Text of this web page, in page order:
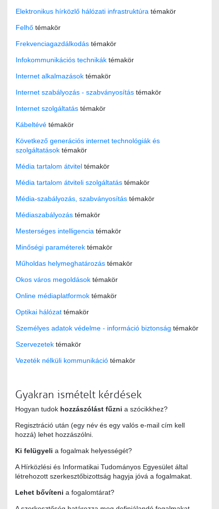
Elektronikus hírközlő hálózati infrastruktúra témakör
Felhő témakör
Frekvenciagazdálkodás témakör
Infokommunikációs technikák témakör
Internet alkalmazások témakör
Internet szabályozás - szabványosítás témakör
Internet szolgáltatás témakör
Kábeltévé témakör
Következő generációs internet technológiák és
szolgáltatások témakör
Média tartalom átvitel témakör
Média tartalom átviteli szolgáltatás témakör
Média-szabályozás, szabványosítás témakör
Médiaszabályozás témakör
Mesterséges intelligencia témakör
Minőségi paraméterek témakör
Műholdas helymeghatározás témakör
Okos város megoldások témakör
Online médiaplatformok témakör
Optikai hálózat témakör
Személyes adatok védelme - információ biztonság témakör
Szervezetek témakör
Vezeték nélküli kommunikáció témakör
Gyakran ismételt kérdések
Hogyan tudok hozzászólást fűzni a szócikkhez?
Regisztráció után (egy név és egy valós e-mail cím kell
hozzá) lehet hozzászólni.
Ki felügyeli a fogalmak helyességét?
A Hírközlési és Informatikai Tudományos Egyesület által
létrehozott szerkesztőbizottság hagyja jóvá a fogalmakat.
Lehet bővíteni a fogalomtárat?